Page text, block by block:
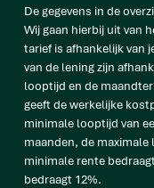
De gegevens in de
Wij gaan hierbij uit van
tarief is afhankelijk van
van de lening zijn
looptijd en de
geeft de werkelijke
minimale looptijd van
maanden, de
minimale rente
bedraagt 12%.